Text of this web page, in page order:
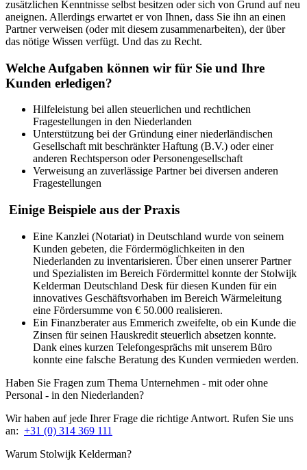
zusätzlichen Kenntnisse selbst besitzen oder sich von Grund auf neu
aneignen. Allerdings erwartet er von Ihnen, dass Sie ihn an einen
Partner verweisen (oder mit diesem zusammenarbeiten), der über
das nötige Wissen verfügt. Und das zu Recht.
Welche Aufgaben können wir für Sie und Ihre
Kunden erledigen?
Hilfeleistung bei allen steuerlichen und rechtlichen
Fragestellungen in den Niederlanden
Unterstützung bei der Gründung einer niederländischen
Gesellschaft mit beschränkter Haftung (B.V.) oder einer
anderen Rechtsperson oder Personengesellschaft
Verweisung an zuverlässige Partner bei diversen anderen
Fragestellungen
Einige Beispiele aus der Praxis
Eine Kanzlei (Notariat) in Deutschland wurde von seinem
Kunden gebeten, die Fördermöglichkeiten in den
Niederlanden zu inventarisieren. Über einen unserer Partner
und Spezialisten im Bereich Fördermittel konnte der Stolwijk
Kelderman Deutschland Desk für diesen Kunden für ein
innovatives Geschäftsvorhaben im Bereich Wärmeleitung
eine Fördersumme von € 50.000 realisieren.
Ein Finanzberater aus Emmerich zweifelte, ob ein Kunde die
Zinsen für seinen Hauskredit steuerlich absetzen konnte.
Dank eines kurzen Telefongesprächs mit unserem Büro
konnte eine falsche Beratung des Kunden vermieden werden.
Haben Sie Fragen zum Thema Unternehmen - mit oder ohne
Personal - in den Niederlanden?
Wir haben auf jede Ihrer Frage die richtige Antwort. Rufen Sie uns
an: +31 (0) 314 369 111
Warum Stolwijk Kelderman?